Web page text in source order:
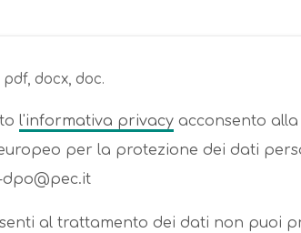
docx, doc.
l'informativa privacy acconsento
per la protezione dei dati
al trattamento dei dati non puoi